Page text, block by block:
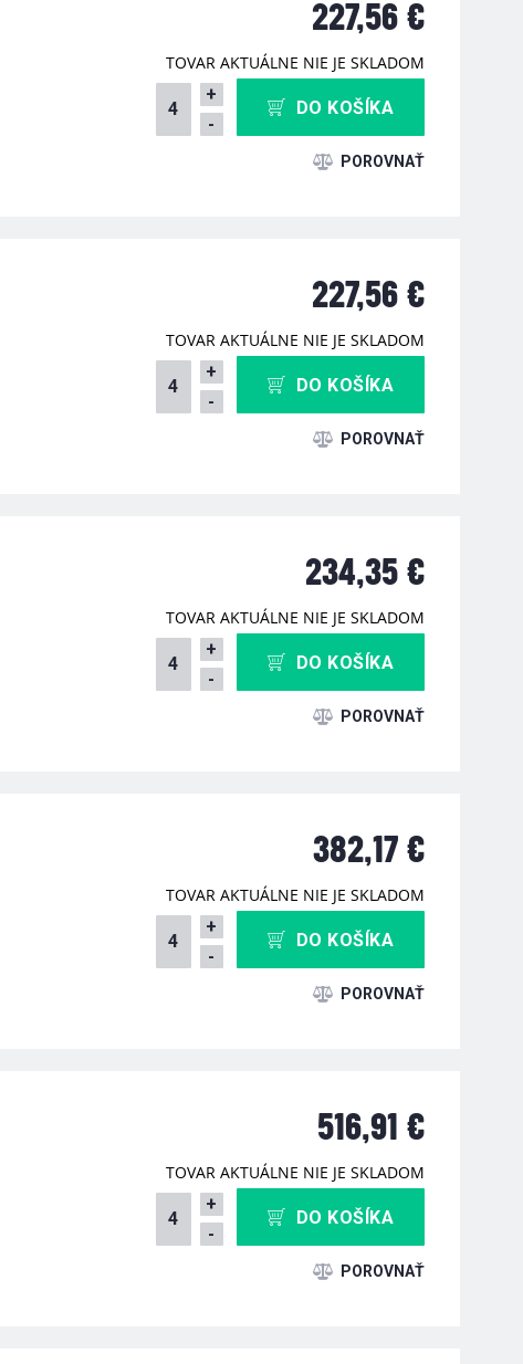
227,56 €
TOVAR AKTUÁLNE NIE JE SKLADOM
+
-
DO KOŠÍKA
227,56 €
TOVAR AKTUÁLNE NIE JE SKLADOM
+
-
DO KOŠÍKA
234,35 €
TOVAR AKTUÁLNE NIE JE SKLADOM
+
-
DO KOŠÍKA
382,17 €
TOVAR AKTUÁLNE NIE JE SKLADOM
+
-
DO KOŠÍKA
516,91 €
TOVAR AKTUÁLNE NIE JE SKLADOM
+
-
DO KOŠÍKA